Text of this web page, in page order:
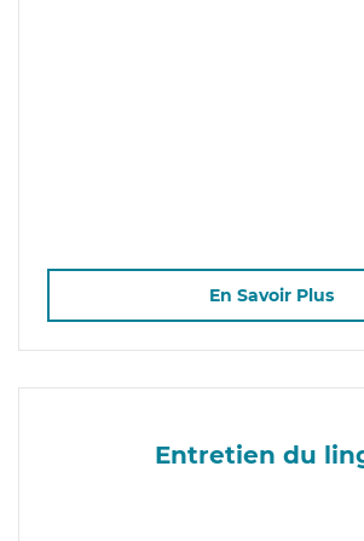
En Savoir Plus
Entretien du